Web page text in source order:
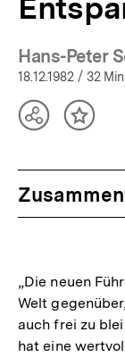
Hans-Peter
18.12.1982 / 32
TeilenInhalt
„Die neuen
Welt
auch frei zu
hat eine